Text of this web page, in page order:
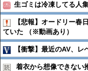
生ゴミは冷凍してる人
【悲報】オードリー春
ていた （※動画あり）
【衝撃】最近のAV、
着衣から想像できない